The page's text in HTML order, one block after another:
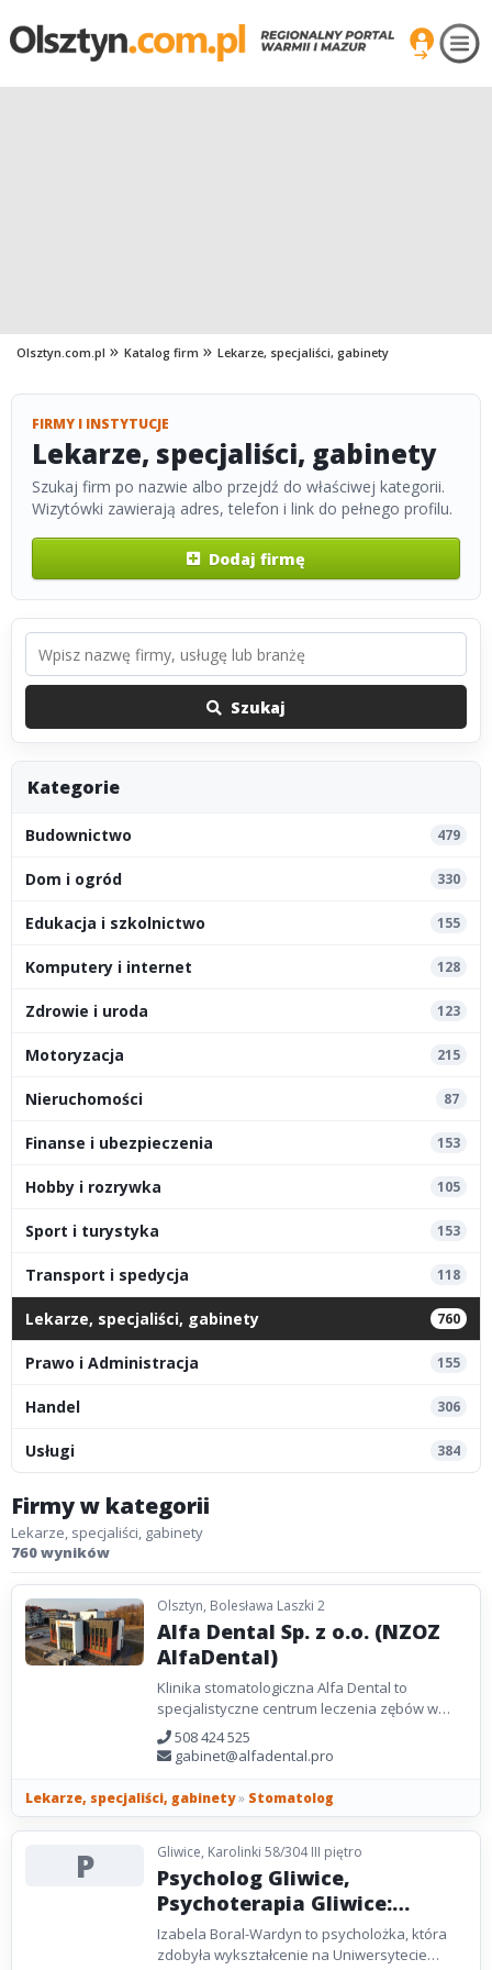
Olsztyn.com.pl Katalog firm Lekarze, specjaliści, gabinety
FIRMY I INSTYTUCJE
Lekarze, specjaliści, gabinety
Szukaj firm po nazwie albo przejdź do właściwej kategorii.
Wizytówki zawierają adres, telefon i link do pełnego profilu.
Dodaj firmę
Szukaj
Kategorie
Budownictwo 479
Dom i ogród 330
Edukacja i szkolnictwo 155
Komputery i internet 128
Zdrowie i uroda 123
Motoryzacja 215
Nieruchomości 87
Finanse i ubezpieczenia 153
Hobby i rozrywka 105
Sport i turystyka 153
Transport i spedycja 118
Lekarze, specjaliści, gabinety 760
Prawo i Administracja 155
Handel 306
Usługi 384
Firmy w kategorii
Lekarze, specjaliści, gabinety
760 wyników
Olsztyn, Bolesława Laszki 2
Alfa Dental Sp. z o.o. (NZOZ
AlfaDental)
Klinika stomatologiczna Alfa Dental to
specjalistyczne centrum leczenia zębów w
Olsztynie. Specjalizujemy się w leczeniu w
znieczuleniu ogólnym...
508 424 525
gabinet@alfadental.pro
Lekarze, specjaliści, gabinety» Stomatolog
P Gliwice, Karolinki 58/304 III piętro
Psycholog Gliwice,
Psychoterapia Gliwice:
Izabela Boral-Wardyn
Izabela Boral-Wardyn to psycholożka, która
zdobyła wykształcenie na Uniwersytecie